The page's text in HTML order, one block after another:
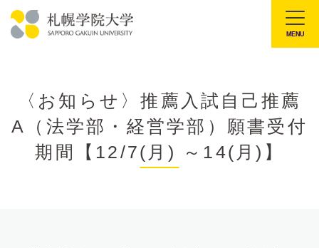
文
ー大
MENU
〈お知らせ〉推薦入試自己推薦
A（法学部・経営学部）願書受付
期間【12/7(月) ～14(月)】